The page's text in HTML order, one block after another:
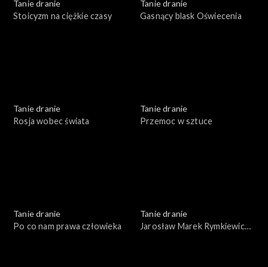
Tanie dranie
Stoicyzm na ciężkie czasy
Tanie dranie
Gasnący blask Oświecenia
Tanie dranie
Rosja wobec świata
Tanie dranie
Przemoc w sztuce
Tanie dranie
Po co nam prawa człowieka
Tanie dranie
Jarosław Marek Rymkiewicz